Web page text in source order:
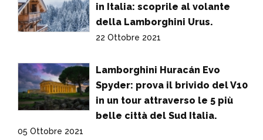
in Italia: scoprile al volante
della Lamborghini Urus.
22 Ottobre 2021
Lamborghini Huracán Evo
Spyder: prova il brivido del V10
in un tour attraverso le 5 più
belle città del Sud Italia.
05 Ottobre 2021